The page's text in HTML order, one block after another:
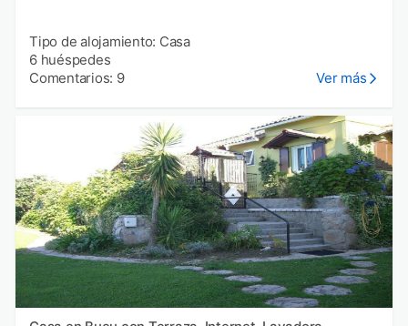
Tipo de alojamiento: Casa
6 huéspedes
Comentarios: 9
Ver más